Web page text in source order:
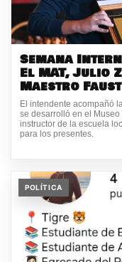
Semana
El MAT, Julio
Maestro
El intendente acompañó
se desarrolló en el Museo
instructor de la escuela
para los presentes.
POLÍTICA